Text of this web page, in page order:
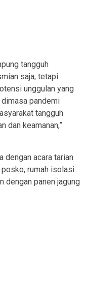
tangguh
saja, tetapi
unggulan yang
pandemi
tangguh
dan keamanan,”
dengan acara tarian
posko, rumah isolasi
dengan panen jagung